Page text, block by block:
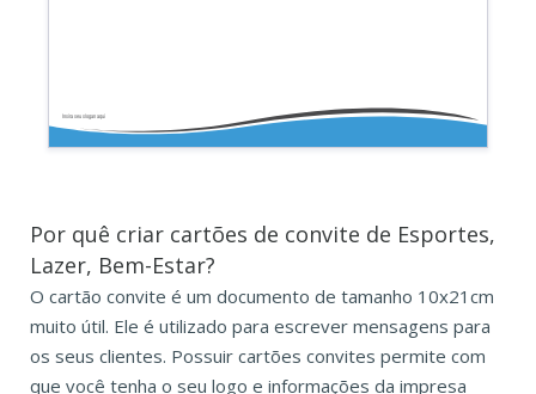
Insira seu slogan aqui
Por quê criar cartões de convite de Esportes,
Lazer, Bem-Estar?
O cartão convite é um documento de tamanho 10x21cm
muito útil. Ele é utilizado para escrever mensagens para
os seus clientes. Possuir cartões convites permite com
que você tenha o seu logo e informações da impresa